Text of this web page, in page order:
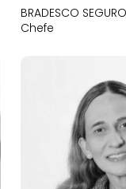
BRADESCO
Chefe